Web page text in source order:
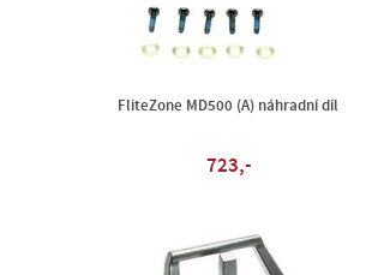
FliteZone MD500 (A) náhradní díl
723,-